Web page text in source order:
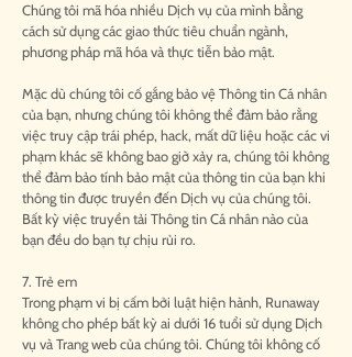
Chúng tôi mã hóa nhiều Dịch vụ của mình bằng
cách sử dụng các giao thức tiêu chuẩn ngành,
phương pháp mã hóa và thực tiễn bảo mật.
Mặc dù chúng tôi cố gắng bảo vệ Thông tin Cá nhân
của bạn, nhưng chúng tôi không thể đảm bảo rằng
việc truy cập trái phép, hack, mất dữ liệu hoặc các vi
phạm khác sẽ không bao giờ xảy ra, chúng tôi không
thể đảm bảo tính bảo mật của thông tin của bạn khi
thông tin được truyền đến Dịch vụ của chúng tôi.
Bất kỳ việc truyền tải Thông tin Cá nhân nào của
bạn đều do bạn tự chịu rủi ro.
7. Trẻ em
Trong phạm vi bị cấm bởi luật hiện hành, Runaway
không cho phép bất kỳ ai dưới 16 tuổi sử dụng Dịch
vụ và Trang web của chúng tôi. Chúng tôi không cố